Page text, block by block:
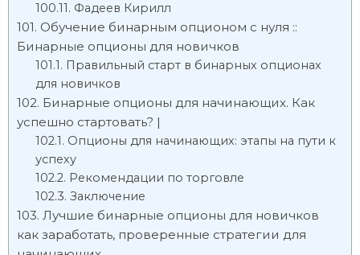
Фадеев Кирилл
Обучение бинарным опционом с нуля ::
Бинарные опционы для новичков
Правильный старт в бинарных опционах
для новичков
Бинарные опционы для начинающих. Как
успешно стартовать? |
Опционы для начинающих: этапы на пути к
успеху
Рекомендации по торговле
Заключение
Лучшие бинарные опционы для новичков
как заработать, проверенные стратегии для